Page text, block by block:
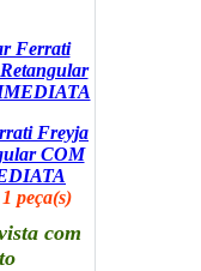
Freyja
COM
peça(s)
com